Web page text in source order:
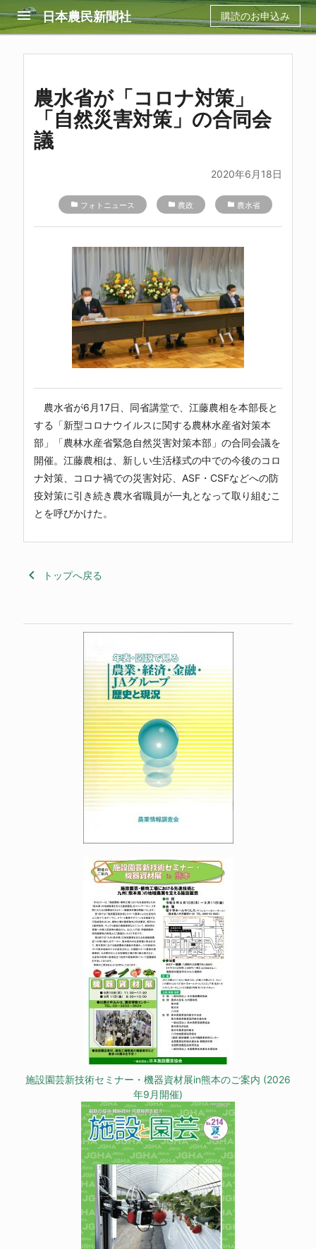
menu 日本農民新聞社 購読のお申込み
農水省が「コロナ対策」
「自然災害対策」の合同会
議
2020年6月18日
folder フォトニュース folder 農政 folder 農水省
農水省が6月17日、同省講堂で、江藤農相を本部長と
する「新型コロナウイルスに関する農林水産省対策本
部」「農林水産省緊急自然災害対策本部」の合同会議を
開催。江藤農相は、新しい生活様式の中での今後のコロ
ナ対策、コロナ禍での災害対応、ASF・CSFなどへの防
疫対策に引き続き農水省職員が一丸となって取り組むこ
とを呼びかけた。
keyboard_arrow_left トップへ戻る
施設園芸新技術セミナー・機器資材展in熊本のご案内 (2026
年9月開催)